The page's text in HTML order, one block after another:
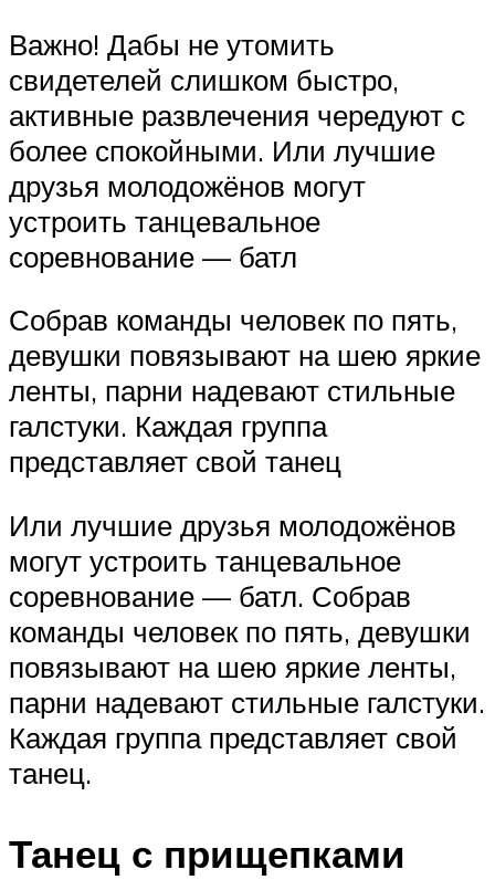
Важно! Дабы не утомить
свидетелей слишком быстро,
активные развлечения чередуют с
более спокойными. Или лучшие
друзья молодожёнов могут
устроить танцевальное
соревнование — батл
Собрав команды человек по пять,
девушки повязывают на шею яркие
ленты, парни надевают стильные
галстуки. Каждая группа
представляет свой танец
Или лучшие друзья молодожёнов
могут устроить танцевальное
соревнование — батл. Собрав
команды человек по пять, девушки
повязывают на шею яркие ленты,
парни надевают стильные галстуки.
Каждая группа представляет свой
танец.
Танец с прищепками